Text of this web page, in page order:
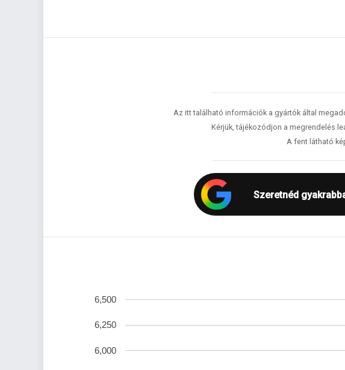
Az itt található információk a gyártók által
Kérjük, tájékozódjon a megrendelés
A fent látható
Szeretnéd
6,000
6,250
6,500